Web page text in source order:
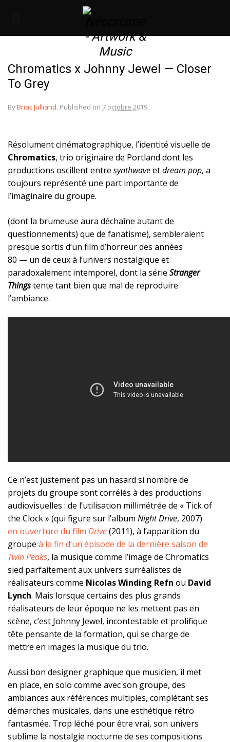
Chromatics x Johnny Jewel — Closer
To Grey
ByBriac Julliand. Published on 7 octobre 2019.
Résolument cinématographique, l’identité visuelle de
Chromatics, trio originaire de Portland dont les
productions oscillent entre synthwaveetdream pop, a
toujours représenté une part importante de
l’imaginaire du groupe.
(dont la brumeuse aura déchaîne autant de
questionnements) que de fanatisme), sembleraient
presque sortis d’un film d’horreur des années
80 — un de ceux à l’univers nostalgique et
paradoxalement intemporel, dont la série Stranger
Thingstente tant bien que mal de reproduire
l’ambiance.
Ce n’est justement pas un hasard si nombre de
projets du groupe sont corrélés à des productions
audiovisuelles : de l’utilisation millimétrée de « Tick of
the Clock » (qui figure sur l’album Night Drive, 2007)
en ouverture du film Drive(2011), à l’apparition du
groupe à la fin d’un épisode de la dernière saison de
Twin Peaks, la musique comme l’image de Chromatics
sied parfaitement aux univers surréalistes de
réalisateurs comme Nicolas Winding Refn ou David
Lynch. Mais lorsque certains des plus grands
réalisateurs de leur époque ne les mettent pas en
scène, c’est Johnny Jewel, incontestable et prolifique
tête pensante de la formation, qui se charge de
mettre en images la musique du trio.
Aussi bon designer graphique que musicien, il met
en place, en solo comme avec son groupe, des
ambiances aux références multiples, complétant ses
démarches musicales, dans une esthétique rétro
fantasmée. Trop léché pour être vrai, son univers
sublime la nostalgie nocturne de ses compositions